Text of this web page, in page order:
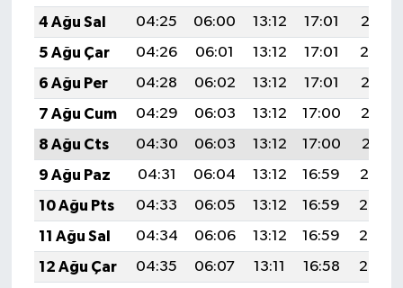
4 Ağu Sal
04:25 06:00 13:12 17:01
20:15
5 Ağu Çar
04:26 06:01 13:12 17:01
20:14
6 Ağu Per
04:28 06:02 13:12 17:01
20:13
7 Ağu Cum
04:29 06:03 13:12 17:00
20:12
8 Ağu Cts
04:30 06:03 13:12 17:00
20:11
9 Ağu Paz
04:31 06:04 13:12 16:59
20:10
10 Ağu Pts
04:33 06:05 13:12 16:59
20:08
11 Ağu Sal
04:34 06:06 13:12 16:59
20:07
12 Ağu Çar
04:35 06:07 13:11 16:58
20:06